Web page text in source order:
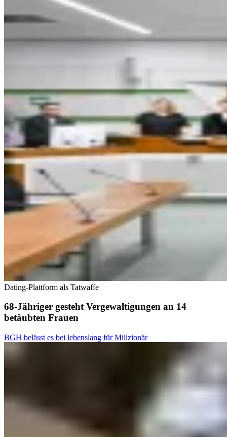
Dating-Plattform als Tatwaffe
68-Jähriger gesteht Vergewaltigungen an 14
betäubten Frauen
BGH belässt es bei lebenslang für Milizionär